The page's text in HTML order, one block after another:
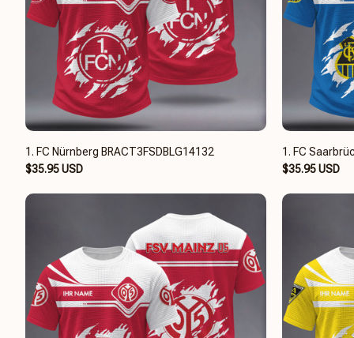
1. FC Nürnberg BRACT3FSDBLG14132
$35.95 USD
1. FC
$35.95 USD